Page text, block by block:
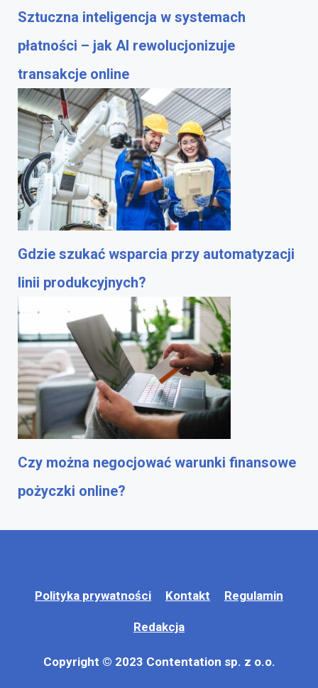
Sztuczna inteligencja w systemach
płatności – jak AI rewolucjonizuje
transakcje online
Gdzie szukać wsparcia przy automatyzacji
linii produkcyjnych?
Czy można negocjować warunki finansowe
pożyczki online?
Polityka prywatności Kontakt Regulamin
Redakcja
Copyright © 2023 Contentation sp. z o.o.